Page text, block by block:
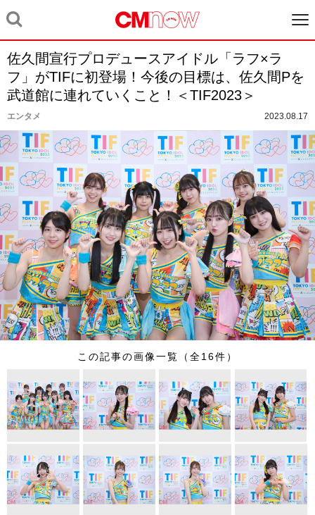
佐久間宣行プロデュースアイドル「ラフ×ラ
フ」がTIFに初登場！今後の目標は、佐久間Pを
武道館に連れていくこと！＜TIF2023＞
エンタメ 2023.08.17
この記事の画像一覧（全16件）